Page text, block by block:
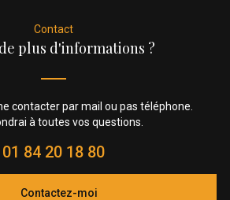
Contact
plus d'informations ?
contacter par mail ou pas téléphone.
à toutes vos questions.
01 84 20 18 80
Contactez-moi